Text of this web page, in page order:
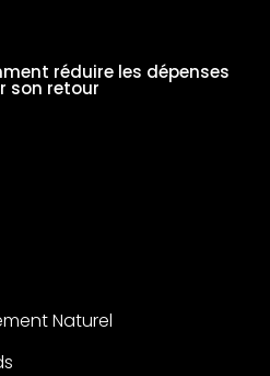
réduire les dépenses
son retour
Naturel